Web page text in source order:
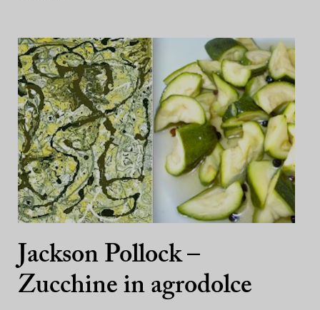
Jackson Pollock –
Zucchine in agrodolce